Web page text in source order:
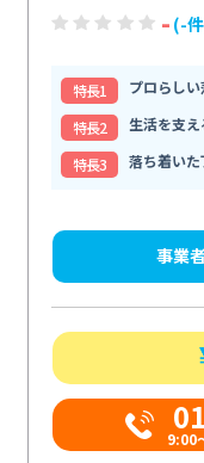
- (-
特⻑1
プロらし
特⻑2
生活を支
特⻑3
落ち着い
事業
9:00